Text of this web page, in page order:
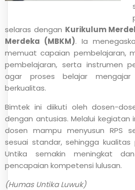
selaras dengan Kurikulum
Merdeka (MBKM). Ia
memuat capaian pembelajaran,
pembelajaran, serta instrumen
agar proses belajar
berkualitas.
Bimtek ini diikuti oleh dosen-
dengan antusias. Melalui kegiatan
dosen mampu menyusun RPS
sesuai standar, sehingga kualitas
Untika semakin meningkat
pencapaian kompetensi lulusan.
(Humas Untika Luwuk)